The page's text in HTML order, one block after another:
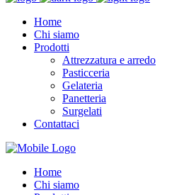
Home
Chi siamo
Prodotti
Attrezzatura e arredo
Pasticceria
Gelateria
Panetteria
Surgelati
Contattaci
Home
Chi siamo